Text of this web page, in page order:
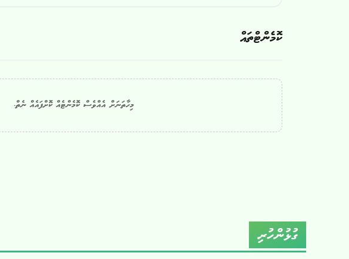
ކޮމެންޓްތައް
މިހާތަނަށް އެއްވެސް ކޮމެންޓެއް ކޮށްފައެއް ނެތް.
ގުޅުންހުރި